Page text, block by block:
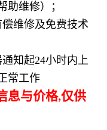
助维修）；
维修及免费技术
通知起24小时内上
常工作
息与价格,仅供